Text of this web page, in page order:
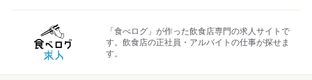
「食べログ」が作った飲食店専門の求人サイトで
す。飲食店の正社員・アルバイトの仕事が探せま
す。